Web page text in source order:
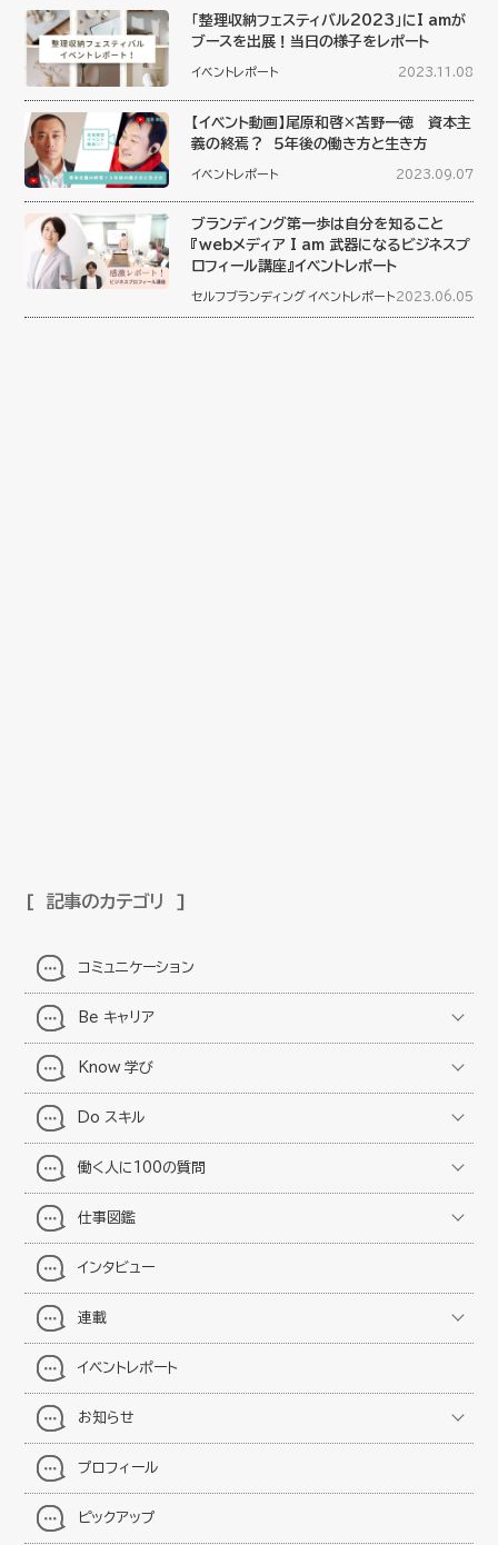
「整理収納フェスティバル2023」にI amが
ブースを出展！当日の様子をレポート
イベントレポート 2023.11.08
【イベント動画】尾原和啓×苫野一徳 資本主
義の終焉？ ５年後の働き方と生き方
イベントレポート 2023.09.07
ブランディング第一歩は自分を知ること
『webメディア I am 武器になるビジネスプ
ロフィール講座』イベントレポート
セルフブランディング イベントレポート 2023.06.05
記事のカテゴリ
コミュニケーション
Be キャリア
Know 学び
Do スキル
働く人に100の質問
仕事図鑑
インタビュー
連載
イベントレポート
お知らせ
プロフィール
ピックアップ